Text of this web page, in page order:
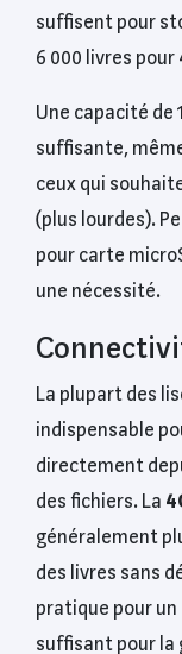
suffisent pour
6 000 livres pour
Une capacité de
suffisante,
ceux qui
(plus lourdes).
pour carte
une nécessité.
La plupart des
indispensable
directement
des fichiers. La
généralement
des livres sans
pratique pour
suffisant pour